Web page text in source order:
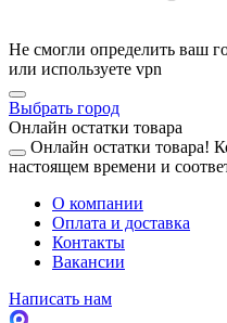
Не смогли определить ваш
или используете vpn
Выбрать город
Онлайн остатки товара
Онлайн остатки товара!
настоящем времени и
О компании
Оплата и доставка
Контакты
Вакансии
Написать нам